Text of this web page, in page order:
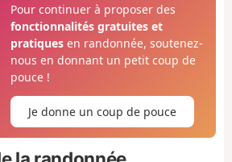
Pour continuer à proposer des
fonctionnalités gratuites et
pratiquesen randonnée, soutenez-
nous en donnant un petit coup de
pouce !
Je donne un coup de pouce